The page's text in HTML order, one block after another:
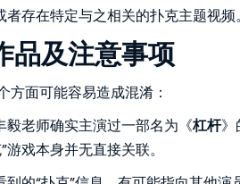
存在特定与之相关的扑克主题视频。
品及注意事项
方面可能容易造成混淆：
毅老师确实主演过一部名为《杠杆》
戏本身并无直接关联。